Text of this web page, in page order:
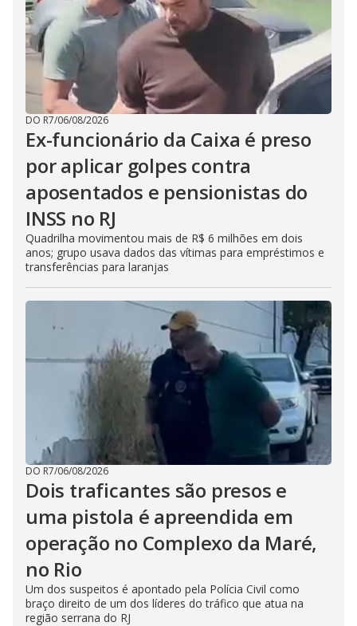
DO R7/06/08/2026
Ex-funcionário da Caixa é preso
por aplicar golpes contra
aposentados e pensionistas do
INSS no RJ
Quadrilha movimentou mais de R$ 6 milhões em dois
anos; grupo usava dados das vítimas para empréstimos e
transferências para laranjas
DO R7/06/08/2026
Dois traficantes são presos e
uma pistola é apreendida em
operação no Complexo da Maré,
no Rio
Um dos suspeitos é apontado pela Polícia Civil como
braço direito de um dos líderes do tráfico que atua na
região serrana do RJ